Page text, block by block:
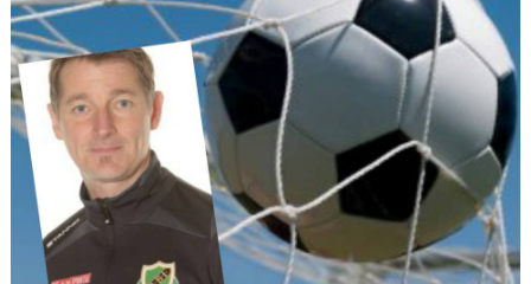
KALENDER
GDPR
MATCHER
VÅRA KLUBBKLÄDER
HITTA HIT